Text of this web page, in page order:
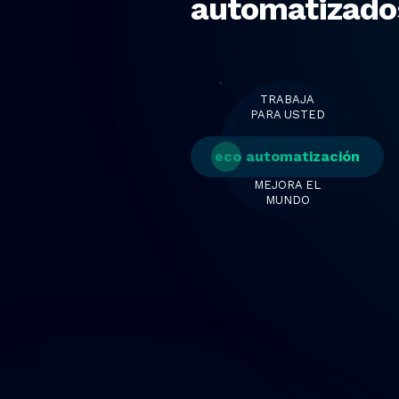
TRABAJA
PARA USTED
eco automatización
MEJORA EL
MUNDO